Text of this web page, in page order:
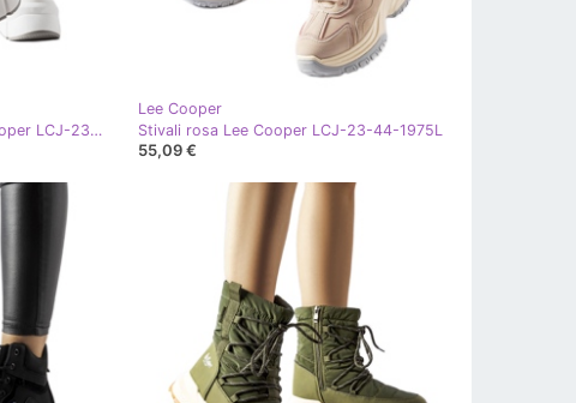
Stivali isolanti bianchi Lee Cooper LCJ-23-44-1983L bianco
Lee Cooper
Stivali rosa Lee Cooper LCJ-23-44-1975L
55,09 €